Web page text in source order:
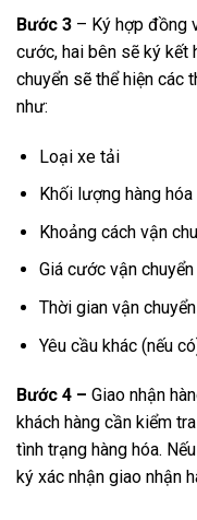
Bước 3 – Ký hợp đồng
cước, hai bên sẽ ký kết
chuyển sẽ thể hiện các
như:
Loại xe tải
Khối lượng hàng hóa
Khoảng cách vận
Giá cước vận chuyển
Thời gian vận chuyển
Yêu cầu khác (nếu
Bước 4 – Giao nhận
khách hàng cần kiểm
tình trạng hàng hóa.
ký xác nhận giao nhận